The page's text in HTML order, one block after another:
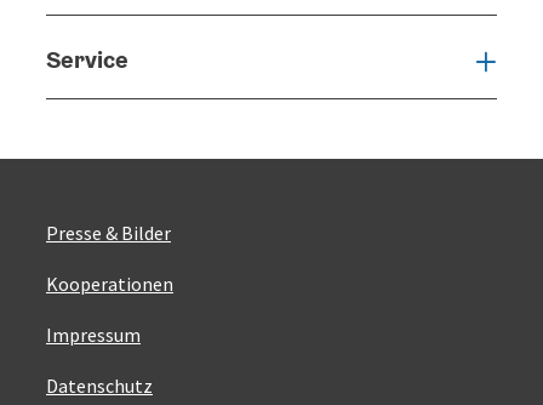
Weitere Webseiten
Service
Presse & Bilder
Kooperationen
Impressum